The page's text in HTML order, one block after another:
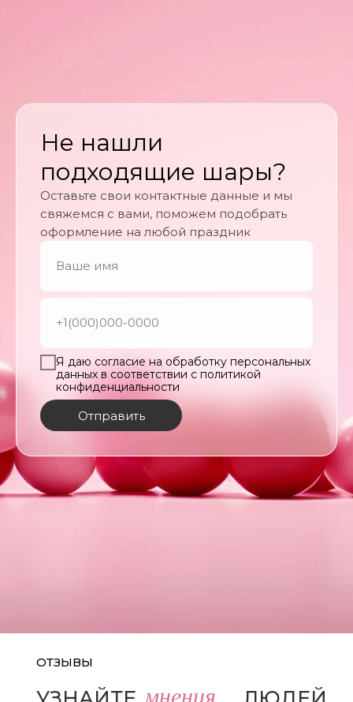
Не нашли
подходящие шары?
Оставьте свои контактные данные и мы
свяжемся с вами, поможем подобрать
оформление на любой праздник
Я даю согласие на обработку персональных
данных в соответствии с политикой
конфиденциальности
Отправить
ОТЗЫВЫ
мнения